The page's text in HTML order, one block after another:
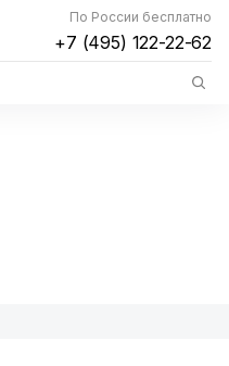
По России бесплатно
+7 (495) 122-22-62